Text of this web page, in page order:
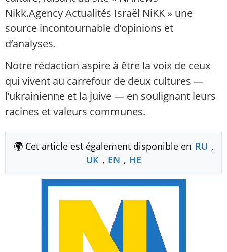
Nikk.Agency Actualités Israël NiKK » une
source incontournable d’opinions et
d’analyses.
Notre rédaction aspire à être la voix de ceux
qui vivent au carrefour de deux cultures —
l’ukrainienne et la juive — en soulignant leurs
racines et valeurs communes.
🌍 Cet article est également disponible en RU ,
UK , EN , HE